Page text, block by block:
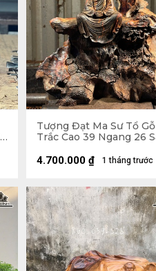
Tượng Đạt Ma Sư Tổ Gỗ
Trắc Cao 39 Ngang 26
1 tháng trước
4.700.000 ₫